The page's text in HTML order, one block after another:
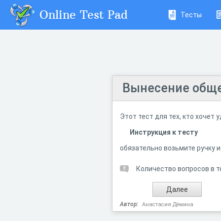
Online Test Pad Тесты
Вынесение
Этот тест для тех, кто хочет
Инструкция к тесту
обязательно возьмите ручку
Количество вопросов в
Автор: Анастасия Дёмина